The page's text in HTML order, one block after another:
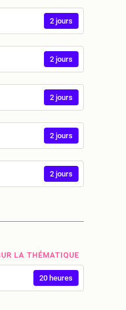
2 jours
2 jours
2 jours
2 jours
2 jours
LA THÉMATIQUE
20 heures